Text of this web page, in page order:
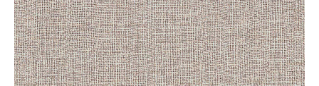
サステナブル商品
ノンワックス床タイル
壁紙機能性ガイド
ホテル・オフィス・店舗
モデルハウス
新築戸建・マンション
#リリカラのある暮らし
ショールーム
ショールーム トップ